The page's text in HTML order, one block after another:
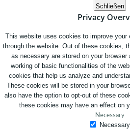
Schließen
Privacy
This website uses cookies to improve your
through the website. Out of these cookies,
as necessary are stored on your
working of basic functionalities of the
cookies that help us analyze and
These cookies will be stored in your
also have the option to opt-out of these
these cookies may have an effect on
Necessary
Necessary